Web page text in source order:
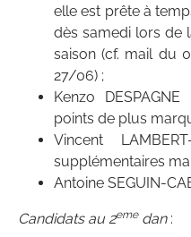
elle est prête à
dès samedi lors de
saison (cf. mail du
27/06) ;
Kenzo
points de plus
Vincent
supplémentaires
Antoine SEGUIN-
Candidats au 2emedan: